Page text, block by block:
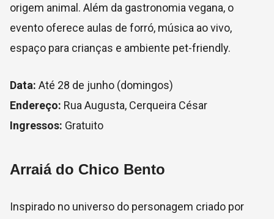
origem animal. Além da gastronomia vegana, o
evento oferece aulas de forró, música ao vivo,
espaço para crianças e ambiente pet-friendly.
Data: Até 28 de junho (domingos)
Endereço: Rua Augusta, Cerqueira César
Ingressos: Gratuito
Arraiá do Chico Bento
Inspirado no universo do personagem criado por